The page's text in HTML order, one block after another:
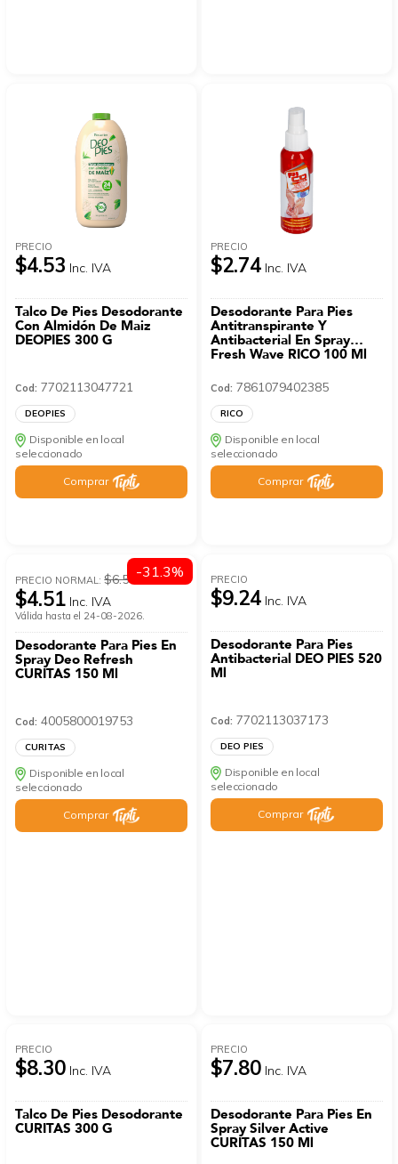
PRECIO
$4.53 Inc. IVA
Talco De Pies Desodorante
Con Almidón De Maiz
DEOPIES 300 G
Cod: 7702113047721
DEOPIES
Disponible en local
seleccionado
Comprar
PRECIO
$2.74 Inc. IVA
Desodorante Para Pies
Antitranspirante Y
Antibacterial En Spray
Fresh Wave RICO 100 Ml
Cod: 7861079402385
RICO
Disponible en local
seleccionado
Comprar
PRECIO NORMAL:$6.56
$4.51 Inc. IVA
Válida hasta el 24-08-2026.
Desodorante Para Pies En
Spray Deo Refresh
CURITAS 150 Ml
Cod: 4005800019753
CURITAS
Disponible en local
seleccionado
Comprar
-31.3% PRECIO
$9.24 Inc. IVA
Desodorante Para Pies
Antibacterial DEO PIES 520
Ml
Cod: 7702113037173
DEO PIES
Disponible en local
seleccionado
Comprar
PRECIO
$8.30 Inc. IVA
Talco De Pies Desodorante
CURITAS 300 G
PRECIO
$7.80 Inc. IVA
Desodorante Para Pies En
Spray Silver Active
CURITAS 150 Ml